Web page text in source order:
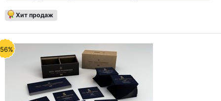
Юринац, Хильду Гюден и Отто Эдельмана.
Хит продаж